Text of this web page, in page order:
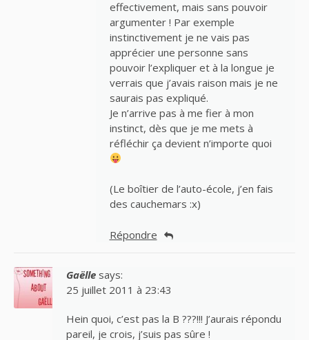
effectivement, mais sans pouvoir
argumenter ! Par exemple
instinctivement je ne vais pas
apprécier une personne sans
pouvoir l’expliquer et à la longue je
verrais que j’avais raison mais je ne
saurais pas expliqué.
Je n’arrive pas à me fier à mon
instinct, dès que je me mets à
réfléchir ça devient n’importe quoi
(Le boîtier de l’auto-école, j’en fais
des cauchemars :x)
Répondre
Gaëlle says:
25 juillet 2011 à 23:43
Hein quoi, c’est pas la B ???!!! J’aurais répondu
pareil, je crois, j’suis pas sûre !